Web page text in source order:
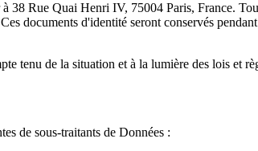
38 Rue Quai Henri IV, 75004 Paris, France.
documents d'identité seront conservés
tenu de la situation et à la lumière des lois et
de sous-traitants de Données :